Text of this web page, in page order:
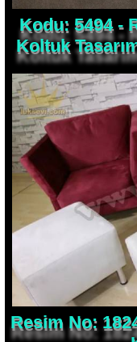
Kodu: 5494 -
Koltuk
Resim No: